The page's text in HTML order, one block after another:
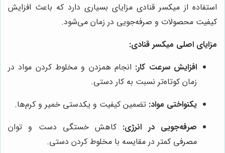
استفاده از میکسر قنادی مزایای بسیاری دارد که باعث افزایش
کیفیت محصولات و صرفه‌جویی در زمان می‌شود.
مزایای اصلی میکسر قنادی:
افزایش سرعت کار: انجام همزدن و مخلوط کردن مواد در
زمان کوتاه‌تر نسبت به کار دستی.
یکنواختی مواد: تضمین کیفیت و یکدستی خمیر و کرم‌ها.
صرفه‌جویی در انرژی: کاهش خستگی دست و توان
مصرفی کمتر در مقایسه با مخلوط کردن دستی.